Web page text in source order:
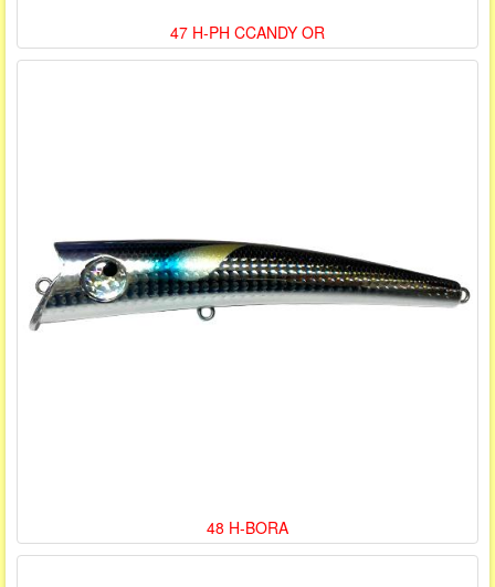
47 H-PH CCANDY OR
48 H-BORA